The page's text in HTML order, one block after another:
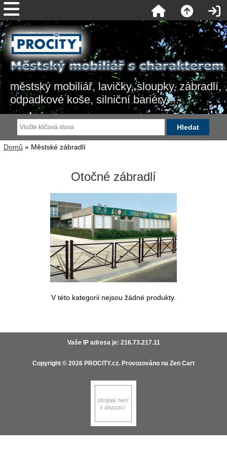
městský mobiliář, lavičky, sloupky, zábradlí,
odpadkové koše, silniční bariéry ...
Domů » Městské zábradlí
Otočné zábradlí
V této kategorii nejsou žádné produkty.
Vaše IP adresa je: 216.73.217.11
Copyright © 2026 PROCITY.cz. Provozováno na Zen Cart